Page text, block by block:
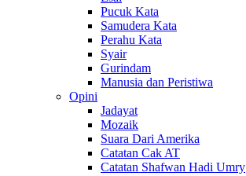
Pucuk Kata
Samudera Kata
Perahu Kata
Syair
Gurindam
Manusia dan Peristiwa
Opini
Jadayat
Mozaik
Suara Dari Amerika
Catatan Cak AT
Catatan Shafwan Hadi Umry